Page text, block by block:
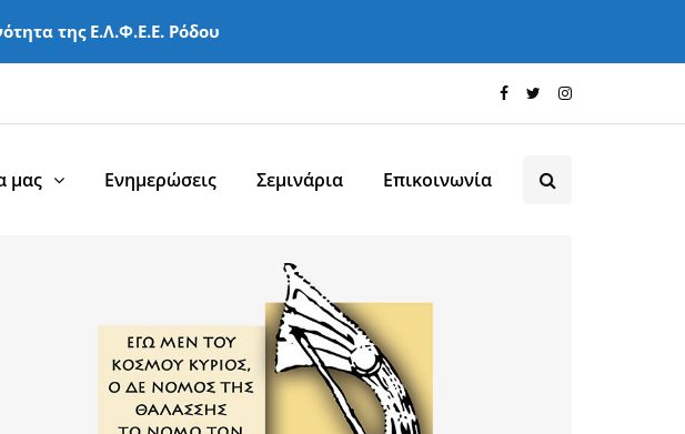
της Ε.Λ.Φ.Ε.Ε. Ρόδου
μας Ενημερώσεις Σεμινάρια Επικοινωνία